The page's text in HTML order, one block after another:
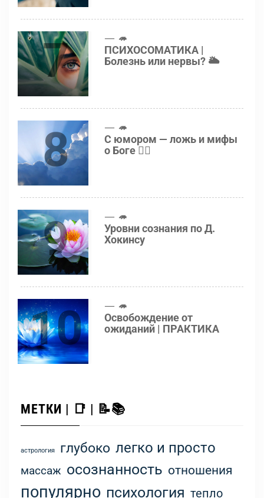
7 🦔
ПСИХОСОМАТИКА |
Болезнь или нервы? 🌥
8 🦔
С юмором — ложь и мифы
о Боге 👍🏻
9 🦔
Уровни сознания по Д.
Хокинсу
10 🦔
Освобождение от
ожиданий | ПРАКТИКА
МЕТКИ | 📑 | 📝📚
астрология глубоко легко и просто
массаж осознанность отношения
популярно психология тепло